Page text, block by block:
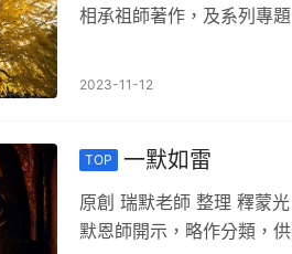
相承祖師著作，及系列專
2023-11-12
TOP 一默如雷
原創 瑞默老師 整理 釋蒙
默恩師開示，略作分類，